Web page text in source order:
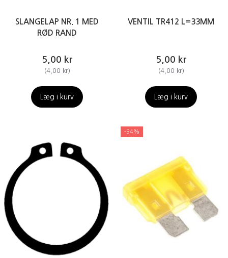
SLANGELAP NR. 1 MED
RØD RAND
5,00 kr
(4,00 kr)
Læg i kurv
VENTIL TR412 L=33MM
5,00 kr
(4,00 kr)
Læg i kurv
-54%